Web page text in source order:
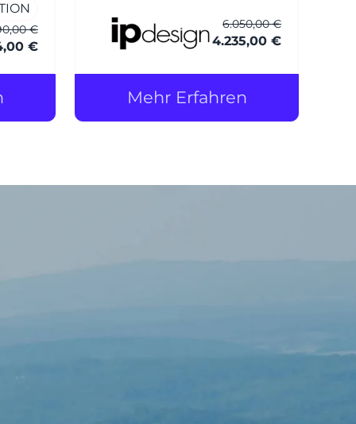
€
€
ohne Keder Sitzkissen:
Deluxe Rückenkissen:
6.050,00 €
4.235,00 €
Mehr Erfahren